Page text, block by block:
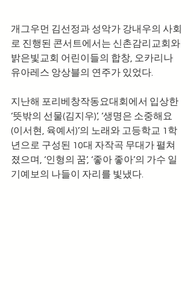
개그우먼 김선정과 성악가 강내우의 사회
로 진행된 콘서트에서는 신촌감리교회와
밝은빛교회 어린이들의 합창, 오카리나
유아레스 앙상블의 연주가 있었다.
지난해 포리베창작동요대회에서 입상한
‘뜻밖의 선물(김지우)’, ‘생명은 소중해요
(이서현, 육예서)’의 노래와 고등학교 1학
년으로 구성된 10대 자작곡 무대가 펼쳐
졌으며, ‘인형의 꿈’, ‘좋아 좋아’의 가수 일
기예보의 나들이 자리를 빛냈다.